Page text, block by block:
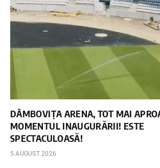
DÂMBOVIȚA ARENA, TOT MAI
MOMENTUL INAUGURĂRII! ESTE
SPECTACULOASĂ!
5 AUGUST 2026